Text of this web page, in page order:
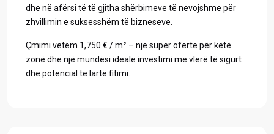
dhe në afërsi të të gjitha shërbimeve të nevojshme për
zhvillimin e suksesshëm të bizneseve.
Çmimi vetëm 1,750 € / m² – një super ofertë për këtë
zonë dhe një mundësi ideale investimi me vlerë të sigurt
dhe potencial të lartë fitimi.